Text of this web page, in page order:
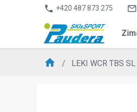
phone +420 487 873 275 mail_outline
home LEKI WCR TBS